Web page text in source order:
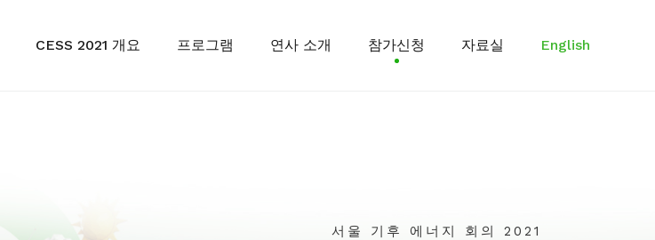
CESS 2021 개요 프로그램 연사 소개 참가신청 자료실 English
서울 기후 에너지 회의 2021​